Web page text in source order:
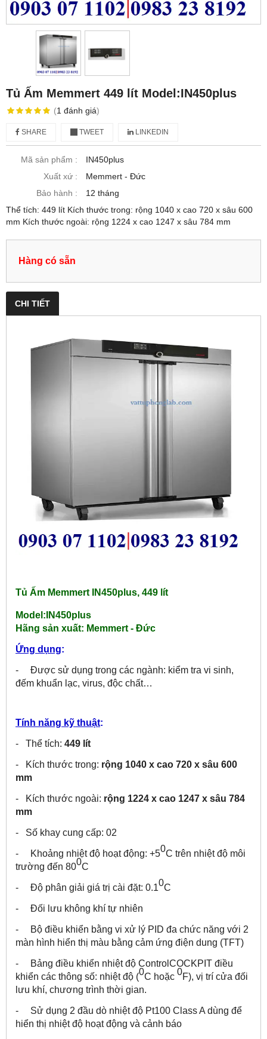
Tủ Ấm Memmert 449 lít Model:IN450plus
(1 đánh giá)
SHARE TWEET LINKEDIN
Mã sản phẩm :
IN450plus
Xuất xứ :
Memmert - Đức
Bảo hành :
12 tháng
Thể tích: 449 lít Kích thước trong: rộng 1040 x cao 720 x sâu 600
mm Kích thước ngoài: rộng 1224 x cao 1247 x sâu 784 mm
Hàng có sẵn
CHI TIẾT
Tủ Ấm Memmert IN450plus, 449 lít
Model:IN450plus
Hãng sản xuất: Memmert - Đức
Ứng dụng:
- Được sử dụng trong các ngành: kiểm tra vi sinh,
đếm khuẩn lạc, virus, độc chất…
Tính năng kỹ thuật:
- Thể tích: 449 lít
- Kích thước trong: rộng 1040 x cao 720 x sâu 600
mm
- Kích thước ngoài: rộng 1224 x cao 1247 x sâu 784
mm
- Số khay cung cấp: 02
- Khoảng nhiệt độ hoạt động: +50C trên nhiệt độ môi
trường đến 800C
- Độ phân giải giá trị cài đặt: 0.10C
- Đối lưu không khí tự nhiên
- Bộ điều khiển bằng vi xử lý PID đa chức năng với 2
màn hình hiển thị màu bằng cảm ứng điện dung (TFT)
- Bảng điều khiển nhiệt độ ControlCOCKPIT điều
khiển các thông số: nhiệt độ (0C hoặc 0F), vị trí cửa đối
lưu khí, chương trình thời gian.
- Sử dụng 2 đầu dò nhiệt độ Pt100 Class A dùng để
hiển thị nhiệt độ hoạt động và cảnh báo